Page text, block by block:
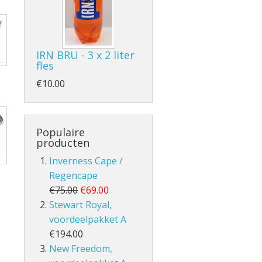
en Volle Kilt
IRN BRU - 3 x 2 liter
fles
€10.00
Populaire
producten
Inverness Cape /
Regencape
€75.00 €69.00
Stewart Royal,
voordeelpakket A
€194.00
New Freedom,